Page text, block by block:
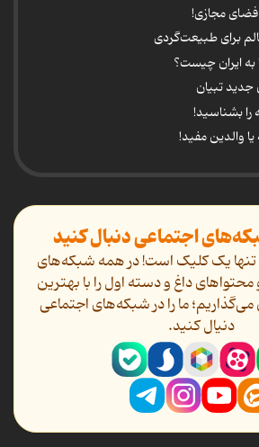
مجازی!
به ایران چیست؟
جدید تبیان
را بشناسید!
والدین مفید!
اجتماعی دنبال کنید
تنها یک کلیک است! در همه شبکه‌های
داغ و دسته اول را با بهترین
می‌گذاریم؛ ما را در شبکه‌های اجتماعی
دنیال کنید.